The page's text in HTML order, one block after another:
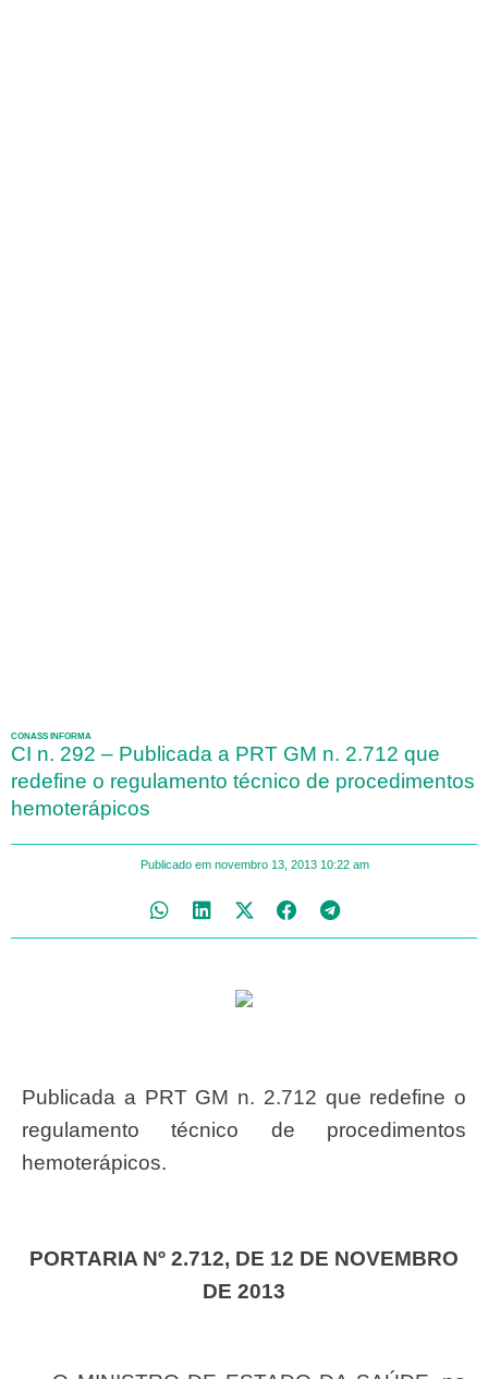
CONASS INFORMA
CI n. 292 – Publicada a PRT GM n. 2.712 que
redefine o regulamento técnico de procedimentos
hemoterápicos
Publicado em novembro 13, 2013 10:22 am
Publicada a PRT GM n. 2.712 que redefine o
regulamento técnico de procedimentos
hemoterápicos.
PORTARIA Nº 2.712, DE 12 DE NOVEMBRO
DE 2013